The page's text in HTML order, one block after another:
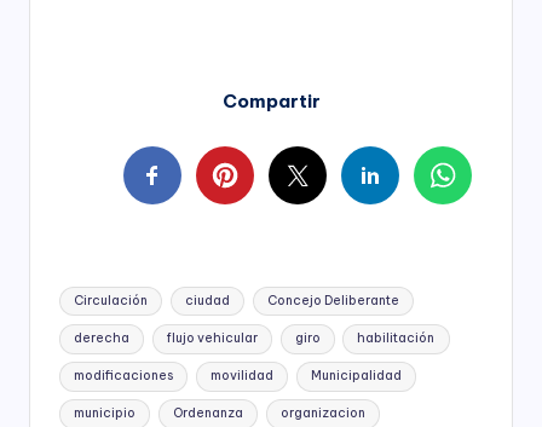
Compartir
Tags:
Circulación ciudad Concejo Deliberante
derecha flujo vehicular giro habilitación
modificaciones movilidad Municipalidad
municipio Ordenanza organizacion